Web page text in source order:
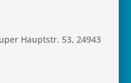
Haupt­str. 53, 24943